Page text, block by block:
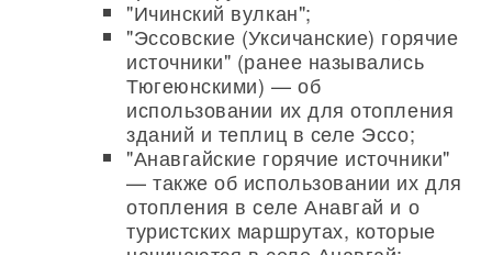
"Ичинский вулкан";
"Эссовские (Уксичанские) горячие
источники" (ранее назывались
Тюгеюнскими) — об
использовании их для отопления
зданий и теплиц в селе Эссо;
"Анавгайские горячие источники"
— также об использовании их для
отопления в селе Анавгай и о
туристских маршрутах, которые